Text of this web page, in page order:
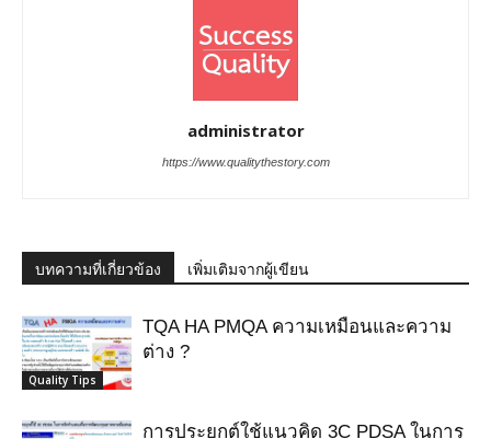
administrator
https://www.qualitythestory.com
บทความที่เกี่ยวข้อง เพิ่มเติมจากผู้เขียน
Quality Tips
TQA HA PMQA ความเหมือนและความ
ต่าง ?
การประยุกต์ใช้แนวคิด 3C PDSA ในการ